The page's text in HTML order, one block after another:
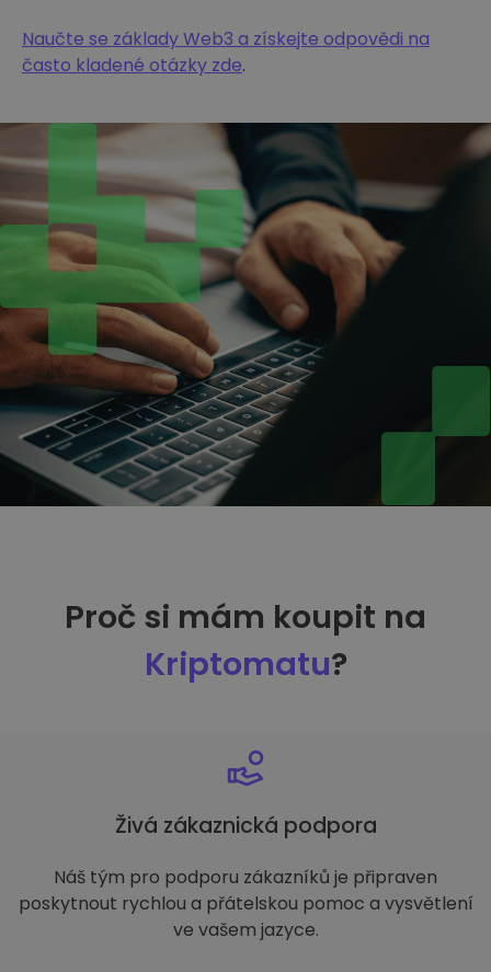
Naučte se základy Web3 a získejte odpovědi na
často kladené otázky zde.
Proč si mám koupit na
Kriptomatu?
Živá zákaznická podpora
Náš tým pro podporu zákazníků je připraven
poskytnout rychlou a přátelskou pomoc a vysvětlení
ve vašem jazyce.